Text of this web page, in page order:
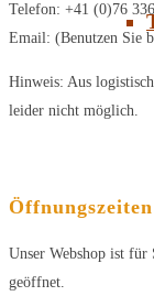
Telefon: +41 (0)76
Email: (Benutzen Sie
Hinweis: Aus
leider nicht möglich.
Öffnungszeiten
Unser Webshop ist für
geöffnet.